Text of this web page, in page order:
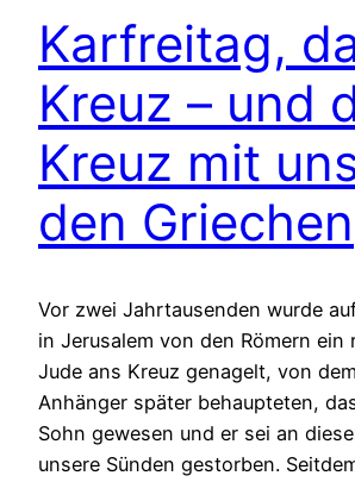
Karfreitag,
Kreuz – und
Kreuz mit
den Griechen
Vor zwei Jahrtausenden wurde
in Jerusalem von den Römern ein
Jude ans Kreuz genagelt, von
Anhänger später behaupteten,
Sohn gewesen und er sei an
unsere Sünden gestorben.